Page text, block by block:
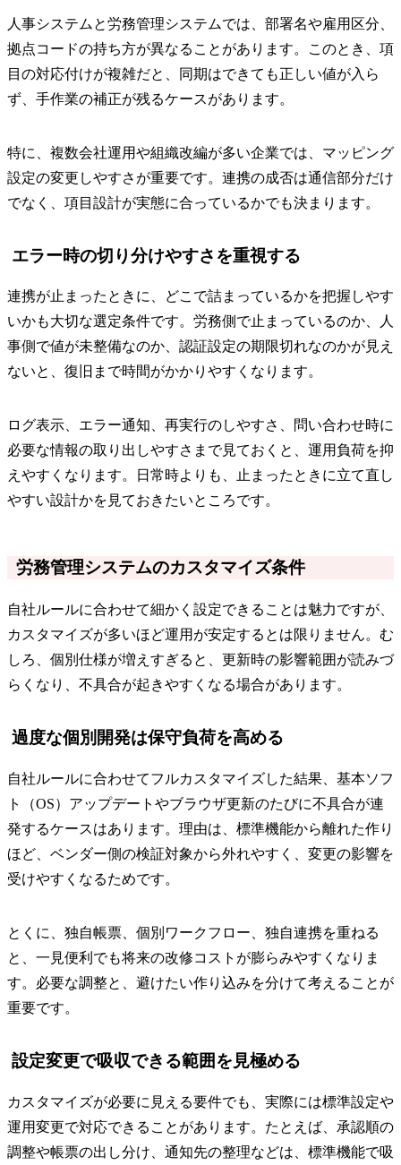
人事システムと労務管理システムでは、部署名や雇用区分、
拠点コードの持ち方が異なることがあります。このとき、項
目の対応付けが複雑だと、同期はできても正しい値が入ら
ず、手作業の補正が残るケースがあります。
特に、複数会社運用や組織改編が多い企業では、マッピング
設定の変更しやすさが重要です。連携の成否は通信部分だけ
でなく、項目設計が実態に合っているかでも決まります。
エラー時の切り分けやすさを重視する
連携が止まったときに、どこで詰まっているかを把握しやす
いかも大切な選定条件です。労務側で止まっているのか、人
事側で値が未整備なのか、認証設定の期限切れなのかが見え
ないと、復旧まで時間がかかりやすくなります。
ログ表示、エラー通知、再実行のしやすさ、問い合わせ時に
必要な情報の取り出しやすさまで見ておくと、運用負荷を抑
えやすくなります。日常時よりも、止まったときに立て直し
やすい設計かを見ておきたいところです。
労務管理システムのカスタマイズ条件
自社ルールに合わせて細かく設定できることは魅力ですが、
カスタマイズが多いほど運用が安定するとは限りません。む
しろ、個別仕様が増えすぎると、更新時の影響範囲が読みづ
らくなり、不具合が起きやすくなる場合があります。
過度な個別開発は保守負荷を高める
自社ルールに合わせてフルカスタマイズした結果、基本ソフ
ト（OS）アップデートやブラウザ更新のたびに不具合が連
発するケースはあります。理由は、標準機能から離れた作り
ほど、ベンダー側の検証対象から外れやすく、変更の影響を
受けやすくなるためです。
とくに、独自帳票、個別ワークフロー、独自連携を重ねる
と、一見便利でも将来の改修コストが膨らみやすくなりま
す。必要な調整と、避けたい作り込みを分けて考えることが
重要です。
設定変更で吸収できる範囲を見極める
カスタマイズが必要に見える要件でも、実際には標準設定や
運用変更で対応できることがあります。たとえば、承認順の
調整や帳票の出し分け、通知先の整理などは、標準機能で吸